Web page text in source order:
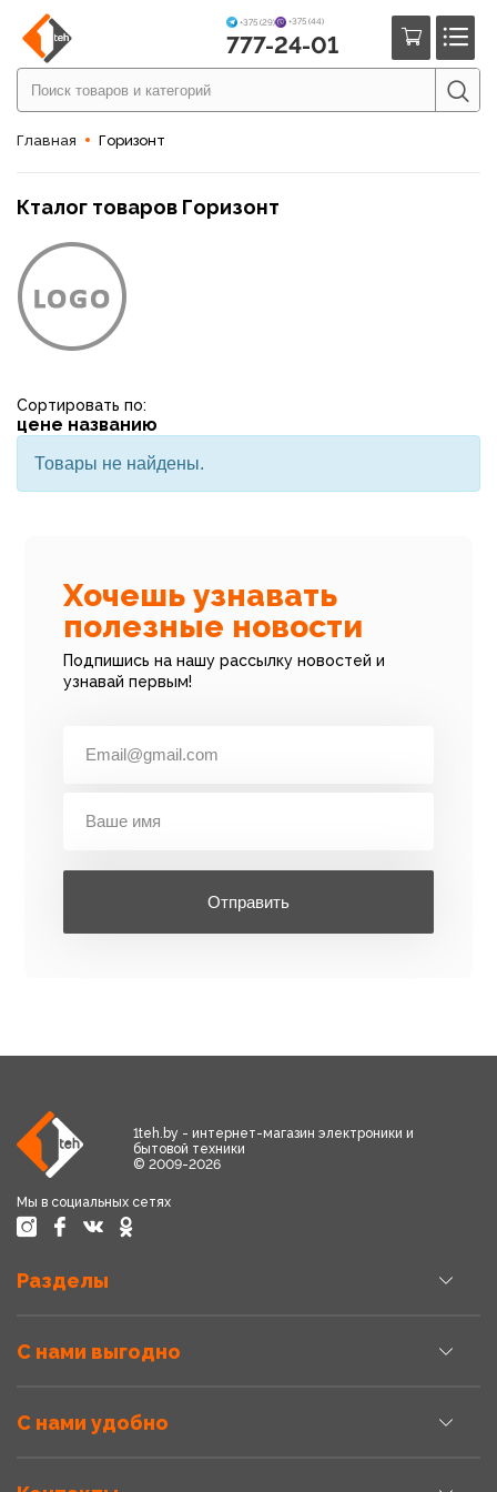
+375 (29) +375 (44)
777-24-01
Главная Горизонт
Кталог товаров Горизонт
Сортировать по:
цене названию
Товары не найдены.
Хочешь узнавать
полезные новости
Подпишись на нашу рассылку новостей и
узнавай первым!
Отправить
1teh.by - интернет-магазин электроники и
бытовой техники
© 2009-2026
Мы в социальных сетях
Разделы
С нами выгодно
С нами удобно